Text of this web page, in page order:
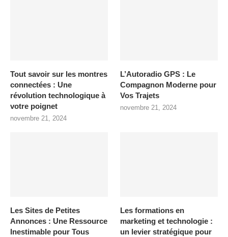
Tout savoir sur les montres
connectées : Une
révolution technologique à
votre poignet
novembre 21, 2024
L’Autoradio GPS : Le
Compagnon Moderne pour
Vos Trajets
novembre 21, 2024
Les Sites de Petites
Annonces : Une Ressource
Inestimable pour Tous
Les formations en
marketing et technologie :
un levier stratégique pour